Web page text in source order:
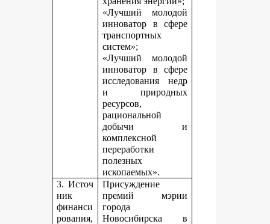
«Лучший молодой
инноватор в сфере
транспортных
систем»;
«Лучший молодой
инноватор в сфере
исследования недр
и природных
ресурсов,
рациональной
добычи и
комплексной
переработки
полезных
ископаемых».
3. Источ
ник
финанси
рования,
Присуждение
премий мэрии
города
Новосибирска в